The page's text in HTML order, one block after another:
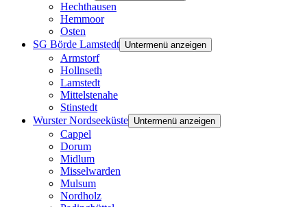
Hechthausen
Hemmoor
Osten
SG Börde Lamstedt Untermenü anzeigen
Armstorf
Hollnseth
Lamstedt
Mittelstenahe
Stinstedt
Wurster Nordseeküste Untermenü anzeigen
Cappel
Dorum
Midlum
Misselwarden
Mulsum
Nordholz